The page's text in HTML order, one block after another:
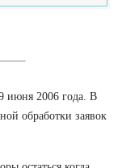
июня 2006 года. В
обработки заявок